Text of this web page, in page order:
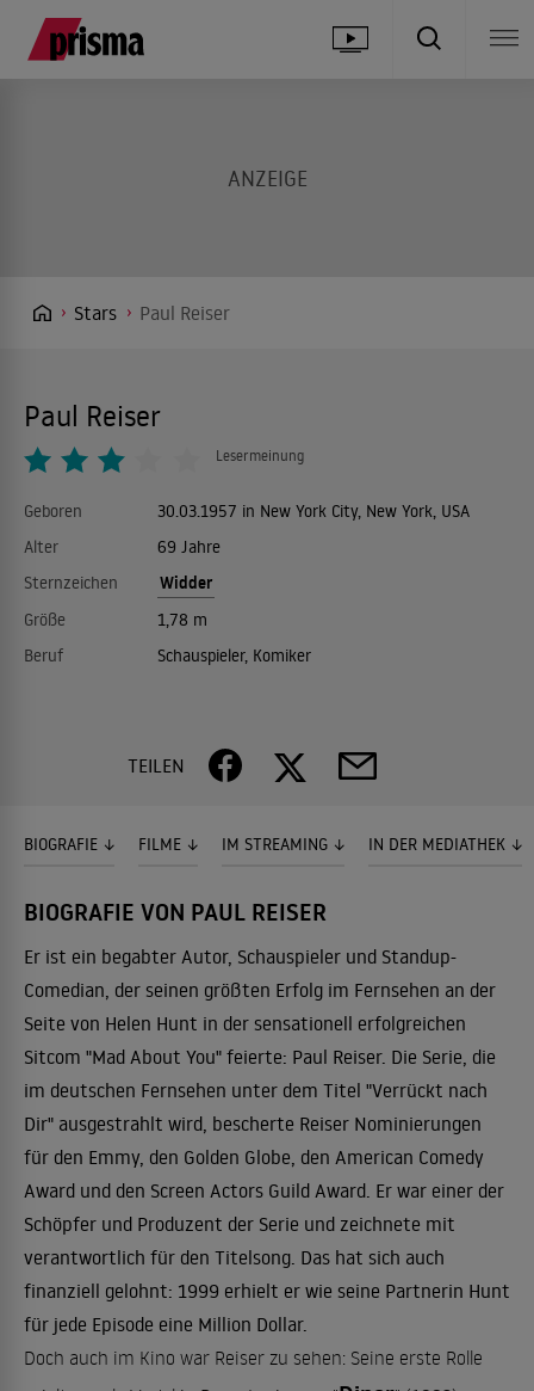
Stars Paul Reiser
Paul Reiser
Lesermeinung
Geboren
30.03.1957 in New York City, New York, USA
Alter
69 Jahre
Sternzeichen
Widder
Größe
1,78 m
Beruf
Schauspieler, Komiker
TEILEN
BIOGRAFIE FILME IM STREAMING IN DER MEDIATHEK
BIOGRAFIE VON PAUL REISER
Er ist ein begabter Autor, Schauspieler und Standup-
Comedian, der seinen größten Erfolg im Fernsehen an der
Seite von Helen Hunt in der sensationell erfolgreichen
Sitcom "Mad About You" feierte: Paul Reiser. Die Serie, die
im deutschen Fernsehen unter dem Titel "Verrückt nach
Dir" ausgestrahlt wird, bescherte Reiser Nominierungen
für den Emmy, den Golden Globe, den American Comedy
Award und den Screen Actors Guild Award. Er war einer der
Schöpfer und Produzent der Serie und zeichnete mit
verantwortlich für den Titelsong. Das hat sich auch
finanziell gelohnt: 1999 erhielt er wie seine Partnerin Hunt
für jede Episode eine Million Dollar.
Doch auch im Kino war Reiser zu sehen: Seine erste Rolle